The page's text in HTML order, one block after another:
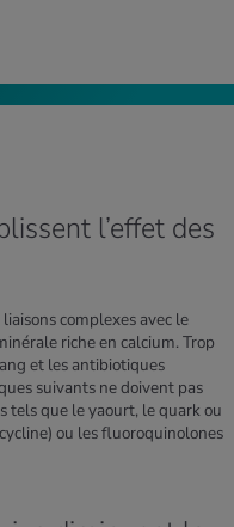
l’effet des
complexes avec le
riche en calcium. Trop
et les antibiotiques
suivants ne doivent pas
tels que le yaourt, le quark ou
ou les fluoroquinolones